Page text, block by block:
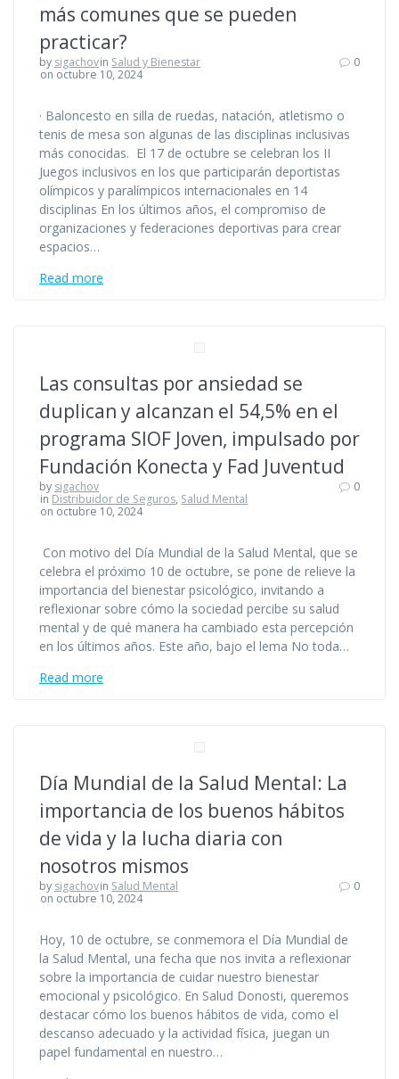
más comunes que se pueden
practicar?
by sigachovin Salud y Bienestar
on octubre 10, 2024
0
· Baloncesto en silla de ruedas, natación, atletismo o
tenis de mesa son algunas de las disciplinas inclusivas
más conocidas. El 17 de octubre se celebran los II
Juegos inclusivos en los que participarán deportistas
olímpicos y paralímpicos internacionales en 14
disciplinas En los últimos años, el compromiso de
organizaciones y federaciones deportivas para crear
espacios…
Read more
Las consultas por ansiedad se
duplican y alcanzan el 54,5% en el
programa SIOF Joven, impulsado por
Fundación Konecta y Fad Juventud
by sigachov
in Distribuidor de Seguros, Salud Mental
on octubre 10, 2024
0
Con motivo del Día Mundial de la Salud Mental, que se
celebra el próximo 10 de octubre, se pone de relieve la
importancia del bienestar psicológico, invitando a
reflexionar sobre cómo la sociedad percibe su salud
mental y de qué manera ha cambiado esta percepción
en los últimos años. Este año, bajo el lema No toda…
Read more
Día Mundial de la Salud Mental: La
importancia de los buenos hábitos
de vida y la lucha diaria con
nosotros mismos
by sigachovin Salud Mental
on octubre 10, 2024
0
Hoy, 10 de octubre, se conmemora el Día Mundial de
la Salud Mental, una fecha que nos invita a reflexionar
sobre la importancia de cuidar nuestro bienestar
emocional y psicológico. En Salud Donosti, queremos
destacar cómo los buenos hábitos de vida, como el
descanso adecuado y la actividad física, juegan un
papel fundamental en nuestro…